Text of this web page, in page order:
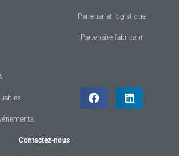
Partenariat logistique
Partenaire fabricant
Contactez-nous